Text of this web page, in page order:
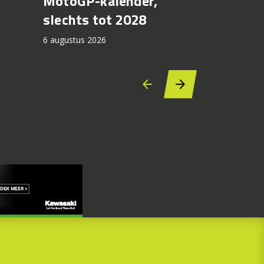
slechts tot 2028
6 augustus 2026